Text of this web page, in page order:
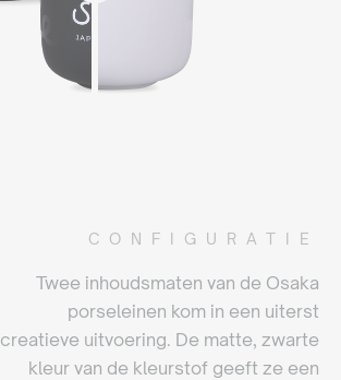
CONFIGURATIE
Twee inhoudsmaten van de Osaka
porseleinen kom in een uiterst
creatieve uitvoering. De matte, zwarte
kleur van de kleurstof geeft ze een